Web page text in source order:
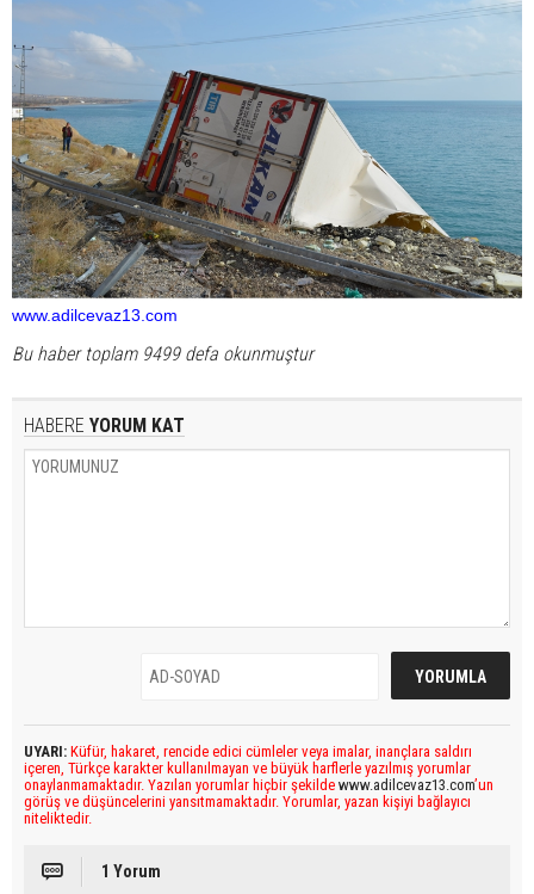
www.adilcevaz13.com
Bu haber toplam 9499 defa okunmuştur
HABERE YORUM KAT
UYARI: Küfür, hakaret, rencide edici cümleler veya imalar, inançlara saldırı
içeren, Türkçe karakter kullanılmayan ve büyük harflerle yazılmış yorumlar
onaylanmamaktadır. Yazılan yorumlar hiçbir şekilde www.adilcevaz13.com’un
görüş ve düşüncelerini yansıtmamaktadır. Yorumlar, yazan kişiyi bağlayıcı
niteliktedir.
1 Yorum